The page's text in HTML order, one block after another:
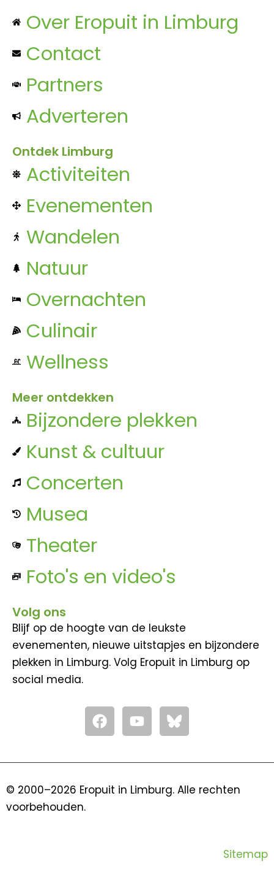
Over Eropuit in Limburg
Contact
Partners
Adverteren
Ontdek Limburg
Activiteiten
Evenementen
Wandelen
Natuur
Overnachten
Culinair
Wellness
Meer ontdekken
Bijzondere plekken
Kunst & cultuur
Concerten
Musea
Theater
Foto's en video's
Volg ons
Blijf op de hoogte van de leukste
evenementen, nieuwe uitstapjes en bijzondere
plekken in Limburg. Volg Eropuit in Limburg op
social media.
F
a
c
o
Y
o
u
b
© 2000–2026 Eropuit in Limburg. Alle rechten
voorbehouden.
Sitemap